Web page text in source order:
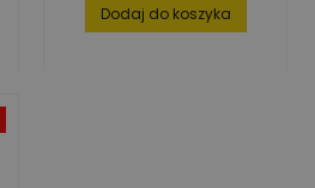
Dodaj do koszyka